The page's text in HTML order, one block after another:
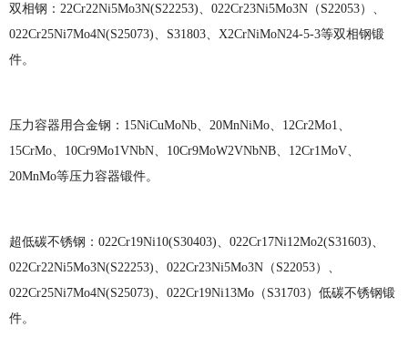
双相钢： 22Cr22Ni5Mo3N(S22253)、022Cr23Ni5Mo3N（S22053）、
022Cr25Ni7Mo4N(S25073)、S31803、X2CrNiMoN24-5-3等双相钢锻
件。
压力容器用合金钢： 15NiCuMoNb、20MnNiMo、12Cr2Mo1、
15CrMo、10Cr9Mo1VNbN、10Cr9MoW2VNbNB、12Cr1MoV、
20MnMo等压力容器锻件。
超低碳不锈钢： 022Cr19Ni10(S30403)、022Cr17Ni12Mo2(S31603)、
022Cr22Ni5Mo3N(S22253)、022Cr23Ni5Mo3N（S22053）、
022Cr25Ni7Mo4N(S25073)、022Cr19Ni13Mo（S31703）低碳不锈钢锻
件。